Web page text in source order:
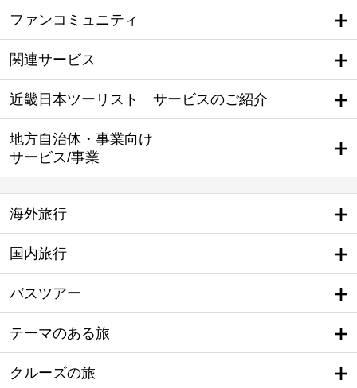
ファンコミュニティ
関連サービス
近畿日本ツーリスト サービスのご紹介
地方自治体・事業向け
サービス/事業
海外旅行
国内旅行
バスツアー
テーマのある旅
クルーズの旅